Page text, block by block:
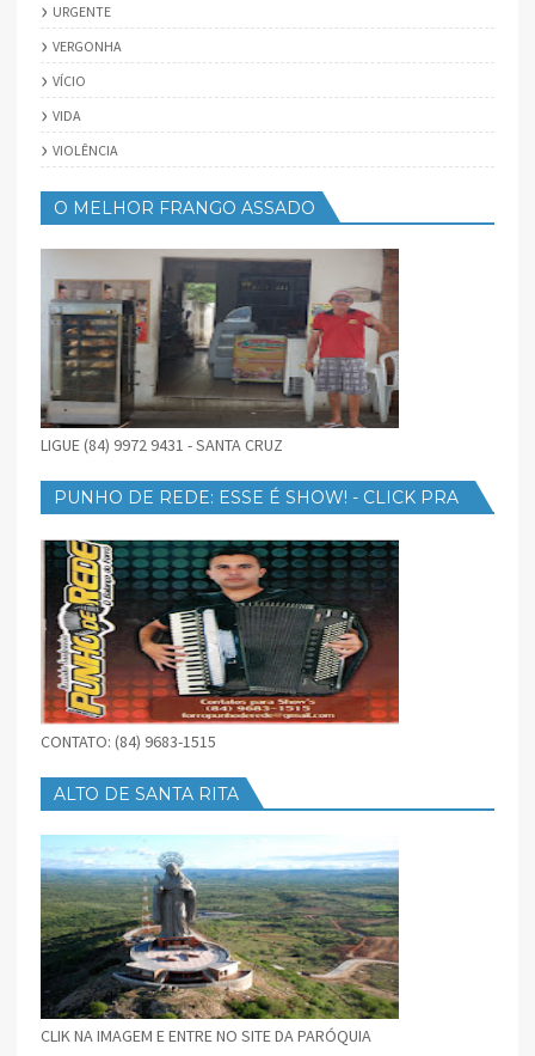
URGENTE
VERGONHA
VÍCIO
VIDA
VIOLÊNCIA
O MELHOR FRANGO ASSADO
LIGUE (84) 9972 9431 - SANTA CRUZ
PUNHO DE REDE: ESSE É SHOW! - CLICK PRA
CONTATO: (84) 9683-1515
ALTO DE SANTA RITA
CLIK NA IMAGEM E ENTRE NO SITE DA PARÓQUIA